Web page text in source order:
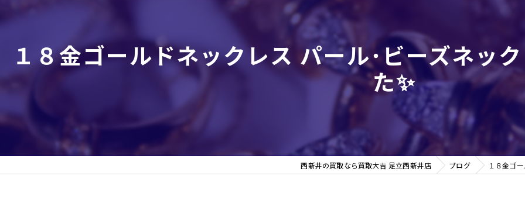
１８金ゴールドネックレス パール･ビーズネッ
た✨
西新井の買取なら買取大吉 足立西新井店 ブログ １８金ゴ